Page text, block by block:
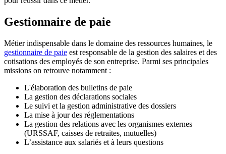
Gestionnaire de paie
Métier indispensable dans le domaine des ressources humaines, le
gestionnaire de paie est responsable de la gestion des salaires et des
cotisations des employés de son entreprise. Parmi ses principales
missions on retrouve notamment :
L'élaboration des bulletins de paie
La gestion des déclarations sociales
Le suivi et la gestion administrative des dossiers
La mise à jour des réglementations
La gestion des relations avec les organismes externes
(URSSAF, caisses de retraites, mutuelles)
L’assistance aux salariés et à leurs questions